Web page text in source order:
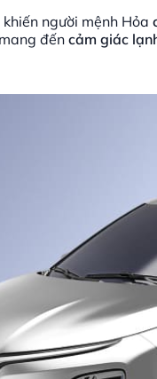
người mệnh Hỏa
đến cảm giác